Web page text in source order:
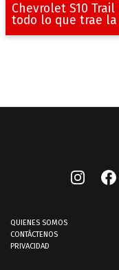
Chevrolet S10
todo lo que trae la
QUIENES SOMOS
CONTÁCTENOS
PRIVACIDAD